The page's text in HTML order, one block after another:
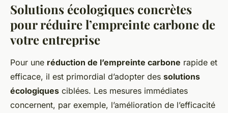
Solutions écologiques concrètes
pour réduire l’empreinte carbone de
votre entreprise
Pour une réduction de l’empreinte carbone rapide et
efficace, il est primordial d’adopter des solutions
écologiques ciblées. Les mesures immédiates
concernent, par exemple, l’amélioration de l’efficacité